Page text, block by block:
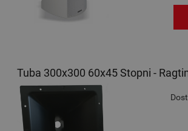
Tuba 300x300 60x45 Stopni -